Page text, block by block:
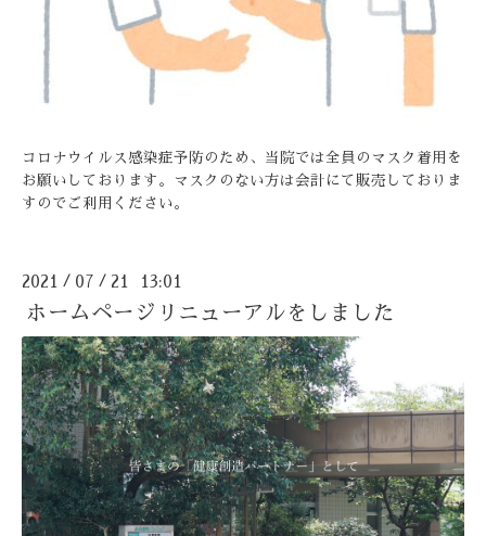
コロナウイルス感染症予防のため、当院では全員のマスク着用を
お願いしております。マスクのない方は会計にて販売しておりま
すのでご利用ください。
2021 / 07 / 21 13:01
ホームページリニューアルをしました